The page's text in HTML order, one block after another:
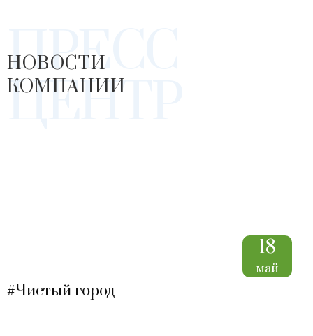
ПРЕСС
ЦЕНТР
НОВОСТИ
КОМПАНИИ
18
май
#Чистый город